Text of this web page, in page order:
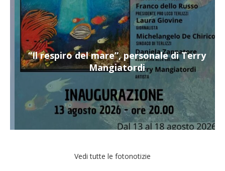
“Il respiro del mare”, personale di Terry
Mangiatordi
Vedi tutte le fotonotizie